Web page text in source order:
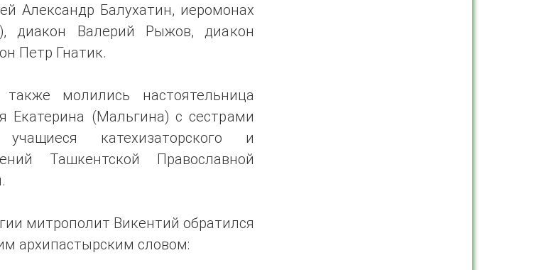
Александр Балухатин, иеромонах
диакон Валерий Рыжов, диакон
Петр Гнатик.
молились настоятельница
Екатерина (Мальгина) с сестрами
катехизаторского и
Ташкентской Православной
митрополит Викентий обратился
архипастырским словом: